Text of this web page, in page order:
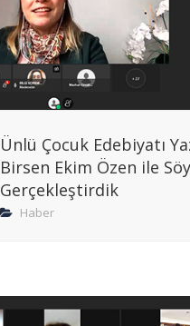
Ünlü Çocuk Edebiyatı
Birsen Ekim Özen ile
Gerçekleştirdik
Haber